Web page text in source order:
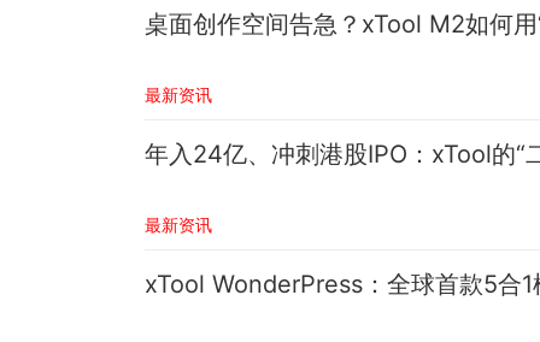
桌面创作空间告急？xTool M2如何
最新资讯
年入24亿、冲刺港股IPO：xTool的“
最新资讯
xTool WonderPress：全球首款5合